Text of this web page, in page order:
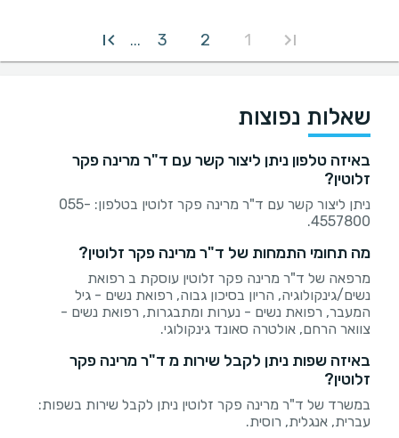
1
2
3
...
שאלות נפוצות
באיזה טלפון ניתן ליצור קשר עם ד"ר מרינה פקר
זלוטין?
ניתן ליצור קשר עם ד"ר מרינה פקר זלוטין בטלפון: 055-
4557800.
מה תחומי התמחות של ד"ר מרינה פקר זלוטין?
מרפאה של ד"ר מרינה פקר זלוטין עוסקת ב רפואת
נשים/גינקולוגיה, הריון בסיכון גבוה, רפואת נשים - גיל
המעבר, רפואת נשים - נערות ומתבגרות, רפואת נשים -
צוואר הרחם, אולטרה סאונד גינקולוגי.
באיזה שפות ניתן לקבל שירות מ ד"ר מרינה פקר
זלוטין?
במשרד של ד"ר מרינה פקר זלוטין ניתן לקבל שירות בשפות:
עברית, אנגלית, רוסית.